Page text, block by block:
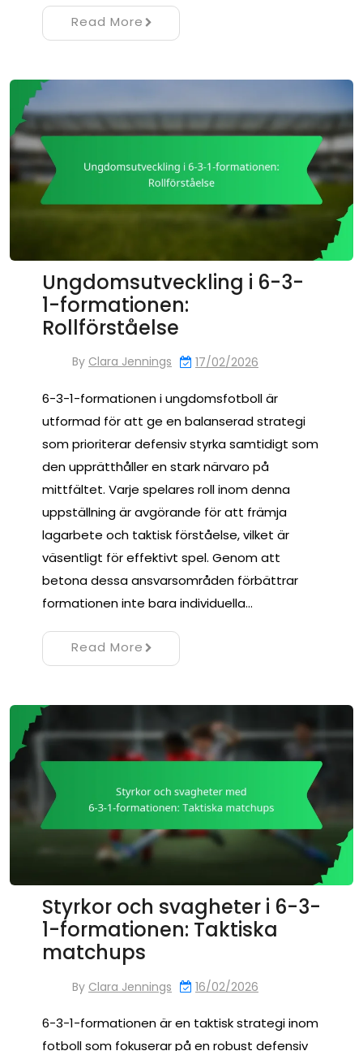
Read More
Ungdomsutveckling i 6-3-
1-formationen:
Rollförståelse
By Clara Jennings 17/02/2026
6-3-1-formationen i ungdomsfotboll är
utformad för att ge en balanserad strategi
som prioriterar defensiv styrka samtidigt som
den upprätthåller en stark närvaro på
mittfältet. Varje spelares roll inom denna
uppställning är avgörande för att främja
lagarbete och taktisk förståelse, vilket är
väsentligt för effektivt spel. Genom att
betona dessa ansvarsområden förbättrar
formationen inte bara individuella…
Read More
Styrkor och svagheter i 6-3-
1-formationen: Taktiska
matchups
By Clara Jennings 16/02/2026
6-3-1-formationen är en taktisk strategi inom
fotboll som fokuserar på en robust defensiv